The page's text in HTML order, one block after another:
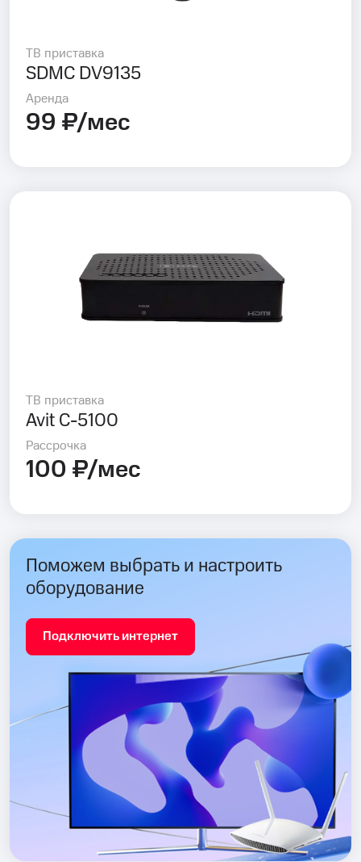
ТВ приставка
SDMC DV9135
Аренда
99 ₽/мес
ТВ приставка
Avit C-5100
Рассрочка
100 ₽/мес
Поможем выбрать и настроить
оборудование
Подключить интернет